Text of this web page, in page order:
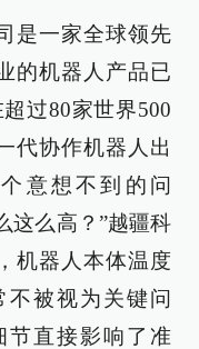
是一家全球领先
的机器人产品已
过80家世界500
代协作机器人出
意想不到的问
这么高？”越疆科
机器人本体温度
不被视为关键问
节直接影响了准